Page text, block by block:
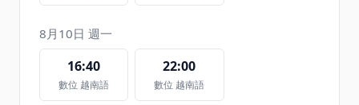
8月10日 週一
16:40
數位 越南語
22:00
數位 越南語